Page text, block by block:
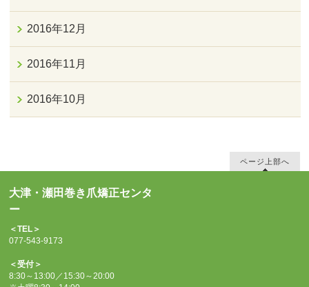
2016年12月
2016年11月
2016年10月
ページ上部へ
大津・瀬田巻き爪矯正センタ
ー
＜TEL＞
077-543-9173
＜受付＞
8:30～13:00／15:30～20:00